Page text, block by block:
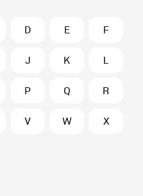
D E F
J K L
P Q R
V W X